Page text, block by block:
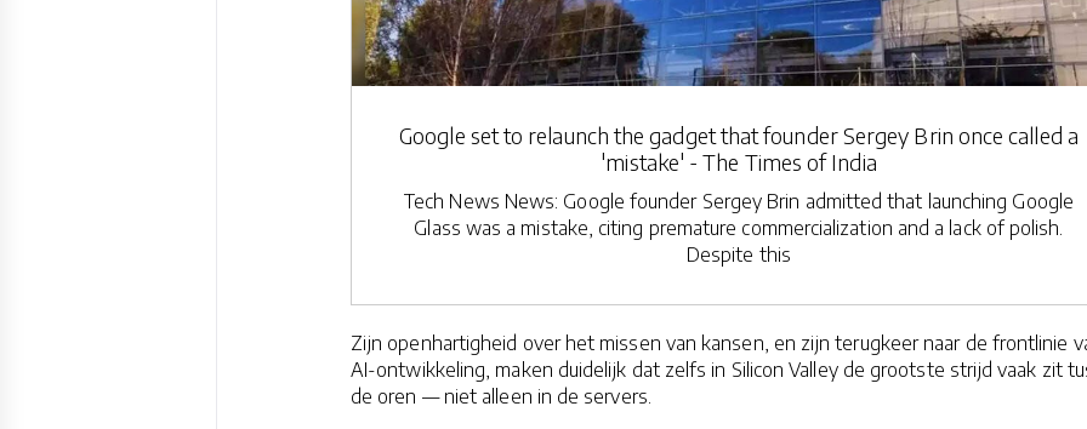
Google set to relaunch the gadget that founder Sergey Brin once called a
'mistake' - The Times of India
Tech News News: Google founder Sergey Brin admitted that launching Google
Glass was a mistake, citing premature commercialization and a lack of polish.
Despite this
Zijn openhartigheid over het missen van kansen, en zijn terugkeer naar de frontlinie
AI-ontwikkeling, maken duidelijk dat zelfs in Silicon Valley de grootste strijd vaak zit
de oren — niet alleen in de servers.